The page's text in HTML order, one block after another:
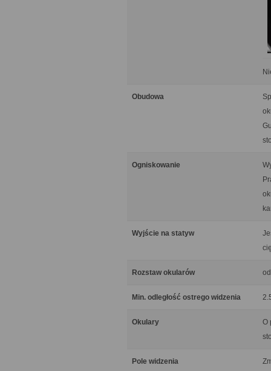
Obudowa
Ogniskowanie
Wyjście na statyw
Rozstaw okularów
Min. odległość ostrego widzenia
Okulary
O
Pole widzenia